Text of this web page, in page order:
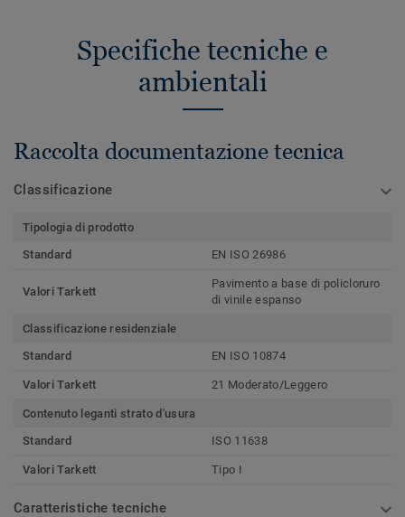
Specifiche tecniche e
ambientali
Raccolta documentazione tecnica
Classificazione
Tipologia di prodotto
Standard
EN ISO 26986
Valori Tarkett
Pavimento a base di policloruro
di vinile espanso
Classificazione residenziale
Standard
EN ISO 10874
Valori Tarkett 21 Moderato/Leggero
Contenuto leganti strato d'usura
Standard
ISO 11638
Valori Tarkett Tipo I
Caratteristiche tecniche